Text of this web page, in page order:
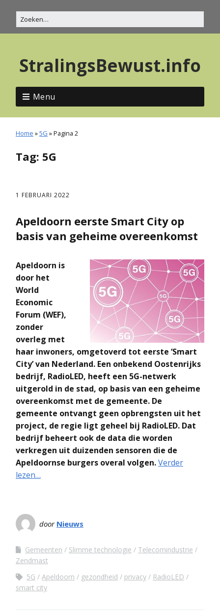
StralingsBewust.info
Menu
Home »5G »Pagina 2
Tag: 5G
1 FEBRUARI 2022
Apeldoorn eerste Smart City op
basis van geheime overeenkomst
Apeldoorn is
door het
World
Economic
Forum (WEF),
zonder
overleg met
haar inwoners, omgetoverd tot eerste ‘Smart
City’ van Nederland. Een onbekend Oostenrijks
bedrijf, RadioLED, heeft een 5G-netwerk
uitgerold in de stad, op basis van een geheime
overeenkomst met de gemeente. De
gemeente ontvangt geen opbrengsten uit het
project, de regie ligt geheel bij RadioLED. Dat
bedrijf beheert ook de data die worden
verkregen uit duizenden sensoren die de
Apeldoornse burgers overal volgen.Verder
lezen…
door Nieuws
Gemeenten Slimme technologie
Telecomindustrie
Zendmast
5G
Apeldoorn gezondheid privacy
RadioLED
smart city